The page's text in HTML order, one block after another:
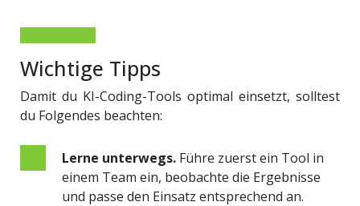
Wichtige Tipps
Damit du KI-Coding-Tools optimal einsetzt, solltest
du Folgendes beachten:
Lerne unterwegs. Führe zuerst ein Tool in
einem Team ein, beobachte die Ergebnisse
und passe den Einsatz entsprechend an.